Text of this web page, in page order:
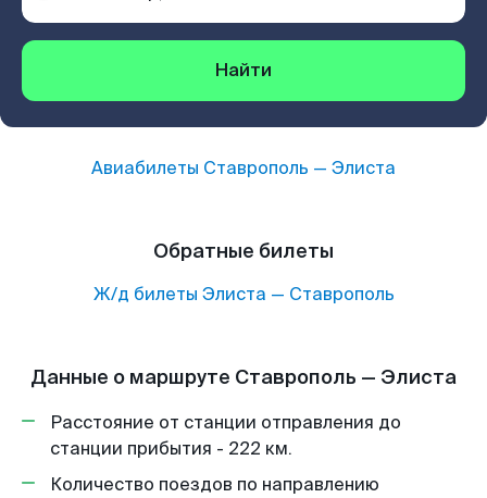
Найти
Авиабилеты Ставрополь — Элиста
Обратные билеты
Ж/д билеты Элиста — Ставрополь
Данные о маршруте Ставрополь — Элиста
Расстояние от станции отправления до
станции прибытия - 222 км.
Количество поездов по направлению